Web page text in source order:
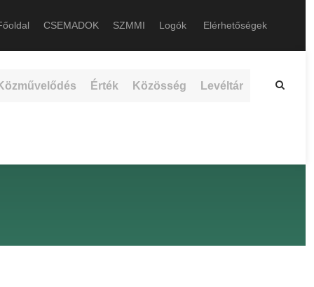
CSEMADOK SZMMI Logók Elérhetőségek
Érték Közösség Levéltár